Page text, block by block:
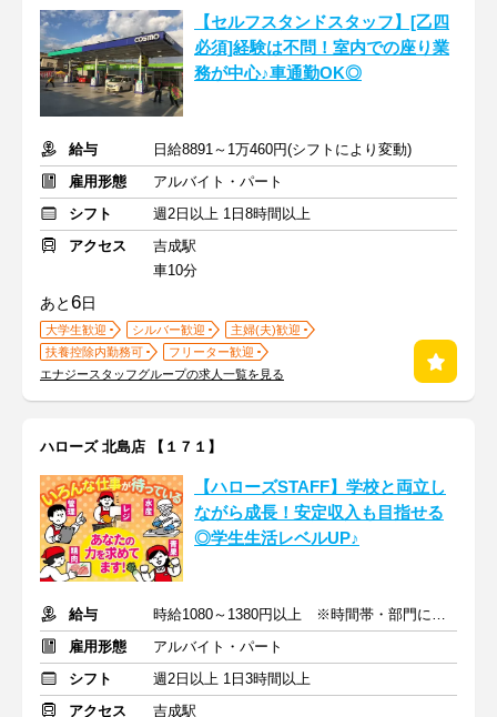
【セルフスタンドスタッフ】[乙四
必須]経験は不問！室内での座り業
務が中心♪車通勤OK◎
給与
日給8891～1万460円(シフトにより変動)
雇用形態
アルバイト・パート
シフト
週2日以上 1日8時間以上
アクセス
吉成駅
車10分
あと6日
大学生歓迎 シルバー歓迎
主婦(夫)歓迎
扶養控除内勤務可
フリーター歓迎
エナジースタッフグループの求人一覧を見る
ハローズ 北島店 【１７１】
【ハローズSTAFF】学校と両立し
ながら成長！安定収入も目指せる
◎学生生活レベルUP♪
給与
時給1080～1380円以上 ※時間帯・部門による※交通費支給
雇用形態
アルバイト・パート
シフト
週2日以上 1日3時間以上
アクセス
吉成駅